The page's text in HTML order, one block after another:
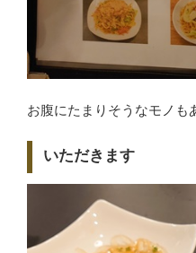
お腹にたまりそうなモノも
いただきます